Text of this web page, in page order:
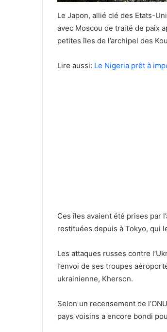
Le Japon, allié clé des Etats-
avec Moscou de traité de paix
petites îles de l’archipel des
Lire aussi: Le Nigeria prêt à
Ces îles avaient été prises par
restituées depuis à Tokyo, qui
Les attaques russes contre
l’envoi de ses troupes
ukrainienne, Kherson.
Selon un recensement de
pays voisins a encore bondi